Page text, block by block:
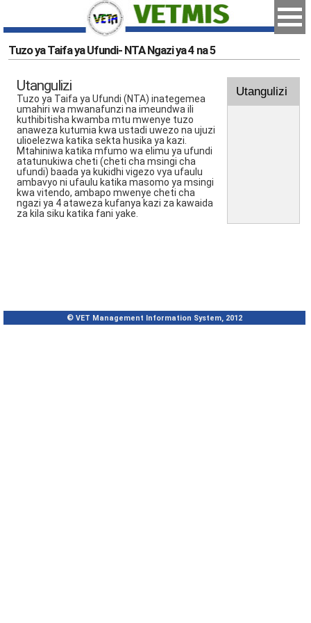
Tuzo ya Taifa ya Ufundi- NTA Ngazi ya 4 na 5
Utangulizi
Tuzo ya Taifa ya Ufundi (NTA) inategemea
umahiri wa mwanafunzi na imeundwa ili
kuthibitisha kwamba mtu mwenye tuzo
anaweza kutumia kwa ustadi uwezo na ujuzi
ulioelezwa katika sekta husika ya kazi.
Mtahiniwa katika mfumo wa elimu ya ufundi
atatunukiwa cheti (cheti cha msingi cha
ufundi) baada ya kukidhi vigezo vya ufaulu
ambavyo ni ufaulu katika masomo ya msingi
kwa vitendo, ambapo mwenye cheti cha
ngazi ya 4 ataweza kufanya kazi za kawaida
za kila siku katika fani yake.
Utangulizi
© VET Management Information System, 2012